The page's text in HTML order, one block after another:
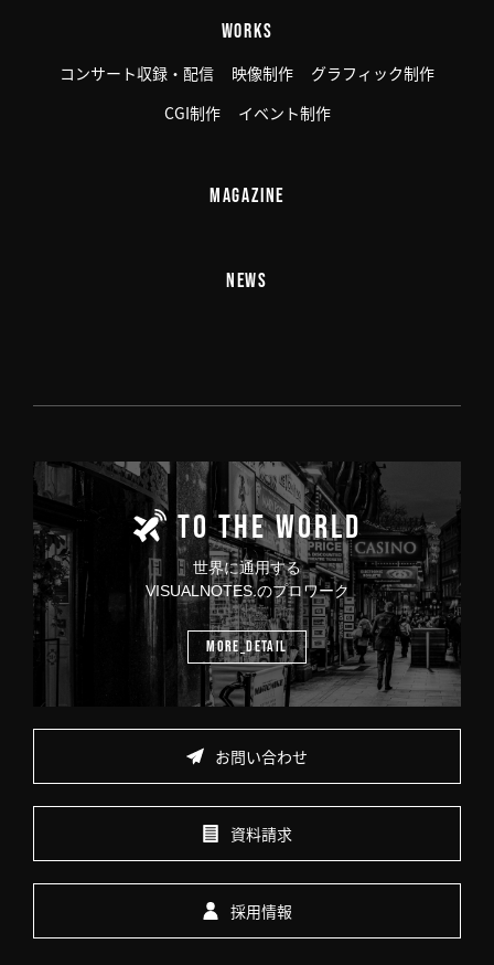
WORKS
コンサート収録・配信 映像制作
グラフィック制作
CGI制作
イベント制作
MAGAZINE
NEWS
TO THE WORLD
世界に通用する
VISUALNOTES.のプロワーク
MORE_DETAIL
お問い合わせ
資料請求
採用情報